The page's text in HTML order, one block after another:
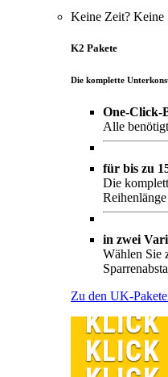
Keine Zeit? Keine
K2 Pakete
Die komplette
One-Click-
Alle
für bis zu
Die
in zwei
Wählen Sie
Zu den UK-